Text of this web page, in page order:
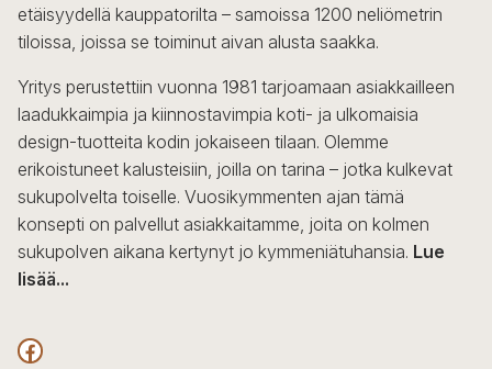
etäisyydellä kauppatorilta – samoissa 1200 neliömetrin
tiloissa, joissa se toiminut aivan alusta saakka.
Yritys perustettiin vuonna 1981 tarjoamaan asiakkailleen
laadukkaimpia ja kiinnostavimpia koti- ja ulkomaisia
design-tuotteita kodin jokaiseen tilaan. Olemme
erikoistuneet kalusteisiin, joilla on tarina – jotka kulkevat
sukupolvelta toiselle. Vuosikymmenten ajan tämä
konsepti on palvellut asiakkaitamme, joita on kolmen
sukupolven aikana kertynyt jo kymmeniätuhansia. Lue
lisää...